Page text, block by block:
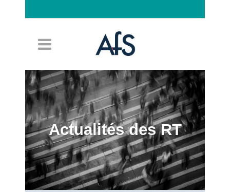
Actualités des RT